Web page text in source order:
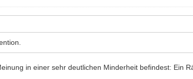
in einer sehr deutlichen Minderheit befindest: Ein